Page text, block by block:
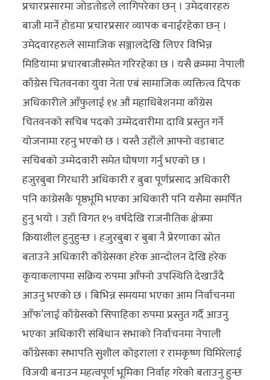
प्रचारप्रसारमा जोडतोडले लागिपरेका छन् । उमेदवारहरु
बाजी मार्ने होडमा प्रचारप्रसार व्यापक बनाईरहेका छन् ।
उमेदवारहरुले सामाजिक सञ्जालदेखि लिएर विभिन्न
मिडियामा प्रचारबाजीसमेत गरिरहेका छ । यसै क्रममा नेपाली
काँग्रेस चितवनका युवा नेता एबं सामाजिक व्यक्तित्व दिपक
अधिकारीले आँफुलाई १४ औं महाधिबेशनमा काँग्रेस
चितवनको सचिब पदको उम्मेदवारीमा दावि प्रस्तुत गर्ने
योजनामा रहनु भएको छ । यस्तै उहाँले आफ्नो वडाबाट
सचिबको उम्मेदवारी समेत घोषणा गर्नु भएको छ ।
हजुरबुबा गिरधारी अधिकारी र बुबा पूर्णप्रसाद अधिकारी
पनि कांग्रेसकै पृष्ठभूमि भएका अधिकारी पनि यसैमा समर्पित
हुनु भयो । उहाँ विगत १५ वर्षदेखि राजनीतिक क्षेत्रमा
क्रियाशील हुनुहुन्छ । हजुरबुबा र बुबा नै प्रेरणाका स्रोत
बताउने अधिकारी काँग्रेसका हरेक आन्दोलन देखि हरेक
कृयाकलापमा सक्रिय रुपमा आँफ्नो उपस्थिति देखाउँदै
आउनु भएको छ । बिभिन्न समयमा भएका आम निर्वाचनमा
आँफ’लाई काँग्रेसको सिपाहिका रुपमा प्रस्तुत गर्दै आउनु
भएका अधिकारी संबिधान सभाको निर्वाचनमा नेपाली
काँग्रेसका सभापति सुशील कोइराला र रामकृष्ण घिमिरेलाई
विजयी बनाउन महत्वपूर्ण भूमिका निर्वाह गरेको बताउनु हुन्छ